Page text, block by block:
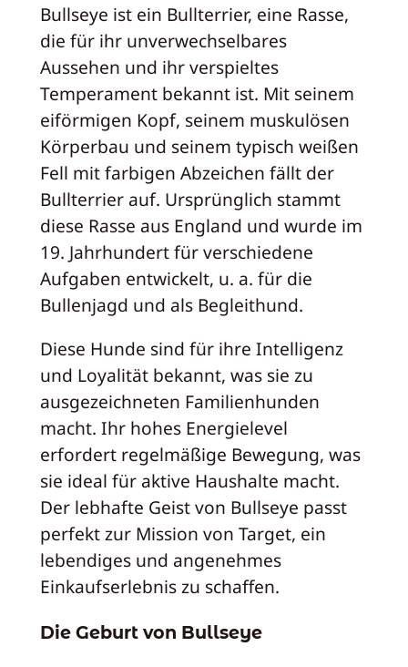
Bullseye ist ein Bullterrier, eine Rasse,
die für ihr unverwechselbares
Aussehen und ihr verspieltes
Temperament bekannt ist. Mit seinem
eiförmigen Kopf, seinem muskulösen
Körperbau und seinem typisch weißen
Fell mit farbigen Abzeichen fällt der
Bullterrier auf. Ursprünglich stammt
diese Rasse aus England und wurde im
19. Jahrhundert für verschiedene
Aufgaben entwickelt, u. a. für die
Bullenjagd und als Begleithund.
Diese Hunde sind für ihre Intelligenz
und Loyalität bekannt, was sie zu
ausgezeichneten Familienhunden
macht. Ihr hohes Energielevel
erfordert regelmäßige Bewegung, was
sie ideal für aktive Haushalte macht.
Der lebhafte Geist von Bullseye passt
perfekt zur Mission von Target, ein
lebendiges und angenehmes
Einkaufserlebnis zu schaffen.
Die Geburt von Bullseye